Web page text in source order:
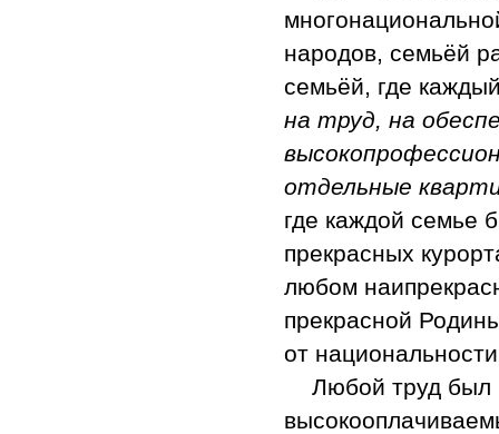
народов, семьёй
семьёй, где
на труд, на
отдельные
где каждой семье
прекрасных
любом
прекрасной
от
Любой труд был